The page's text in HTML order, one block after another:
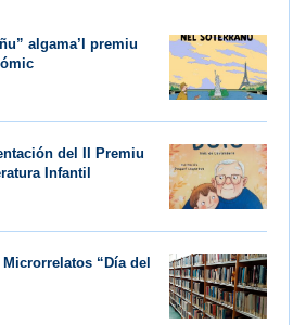
algama’l premiu
del II Premiu
Infantil
“Día del